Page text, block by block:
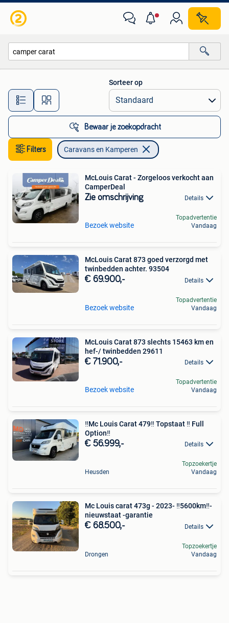
Alle afstanden…
Sorteer op
Bewaar je zoekopdracht
Filters Caravans en Kamperen
McLouis Carat - Zorgeloos verkocht aan
CamperDeal
Zie omschrijving Details
Bezoek website
Topadvertentie
Vandaag
McLouis Carat 873 goed verzorgd met
twinbedden achter. 93504
€ 69.900,- Details
Bezoek website
Topadvertentie
Vandaag
McLouis Carat 873 slechts 15463 km en
hef-/ twinbedden 29611
€ 71.900,- Details
Bezoek website
Topadvertentie
Vandaag
‼️Mc Louis Carat 479‼️ Topstaat ‼️ Full
Option‼️
€ 56.999,- Details
Heusden
Topzoekertje
Vandaag
Mc Louis carat 473g - 2023- ‼️5600km‼️-
nieuwstaat -garantie
€ 68.500,- Details
Drongen
Topzoekertje
Vandaag